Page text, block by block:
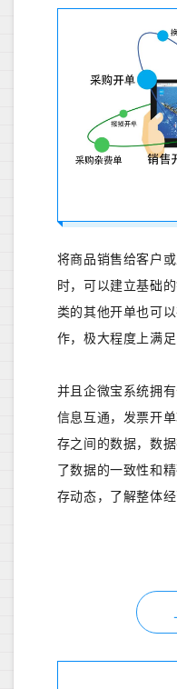
将商品销售给客户
时，可以建立基础
类的其他开单也可
作，极大程度上满
并且企微宝系统拥
信息互通，发票开
存之间的数据，数
了数据的一致性和
存动态，了解整体经